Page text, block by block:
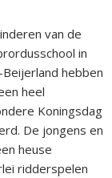
van de
in
hebben
heel
Koningsdag
De jongens en
heuse
ridderspelen